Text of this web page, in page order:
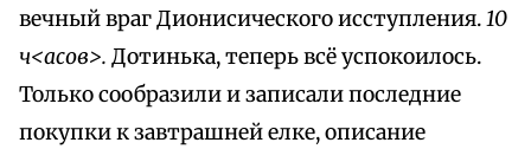
вечный враг Дионисического исступления.10
ч<асов>. Дотинька, теперь всё успокоилось.
Только сообразили и записали последние
покупки к завтрашней елке, описание